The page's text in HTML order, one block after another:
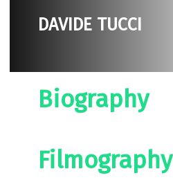
DAVIDE TUCCI
Biography
Filmography